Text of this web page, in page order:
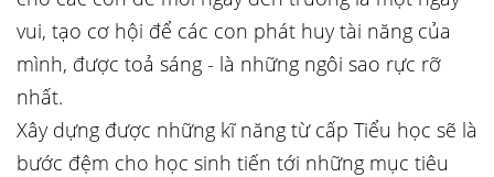
vui, tạo cơ hội để các con phát huy tài năng của
mình, được toả sáng - là những ngôi sao rực rỡ
nhất.
Xây dựng được những kĩ năng từ cấp Tiểu học sẽ là
bước đệm cho học sinh tiến tới những mục tiêu